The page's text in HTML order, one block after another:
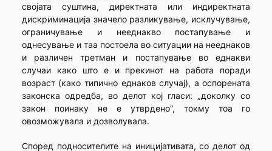
својата суштина, директната или индиректната
дискриминација значело разликување, исклучување,
ограничување и нееднакво постапување и
однесување и таа постоела во ситуации на нееднаков
и различен третман и постапување во еднакви
случаи како што е и прекинот на работа поради
возраст (како типично еднаков случај), а оспорената
законска одредба, во делот кој гласи: „доколку со
закон поинаку не е утврдено”, токму тоа го
овозможувала и дозволувала.
Според подносителите на иницијативата, со делот од